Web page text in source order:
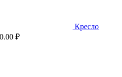
Кресло
₽